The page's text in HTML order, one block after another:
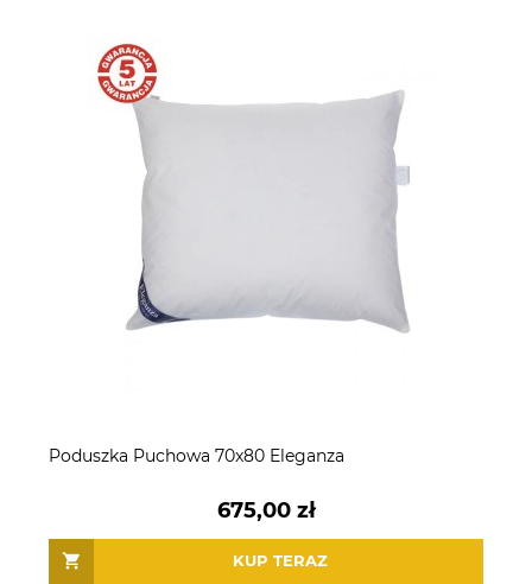
Poduszka Puchowa 70x80 Eleganza
675,00 zł
KUP TERAZ